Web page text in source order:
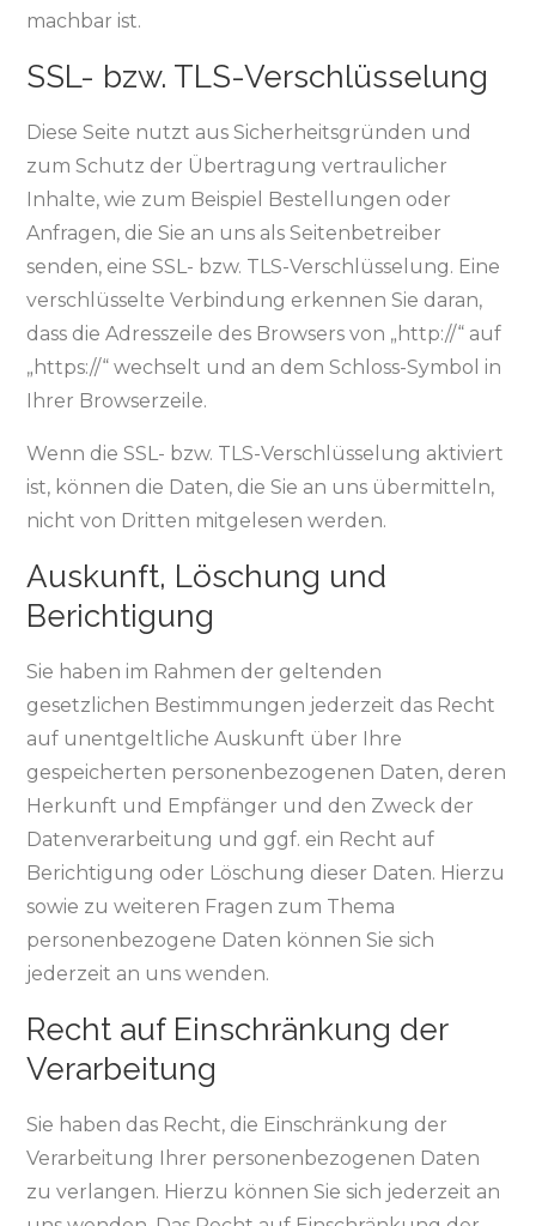
machbar ist.
SSL- bzw. TLS-Verschlüsselung
Diese Seite nutzt aus Sicherheitsgründen und
zum Schutz der Übertragung vertraulicher
Inhalte, wie zum Beispiel Bestellungen oder
Anfragen, die Sie an uns als Seitenbetreiber
senden, eine SSL- bzw. TLS-Verschlüsselung. Eine
verschlüsselte Verbindung erkennen Sie daran,
dass die Adresszeile des Browsers von „http://“ auf
„https://“ wechselt und an dem Schloss-Symbol in
Ihrer Browserzeile.
Wenn die SSL- bzw. TLS-Verschlüsselung aktiviert
ist, können die Daten, die Sie an uns übermitteln,
nicht von Dritten mitgelesen werden.
Auskunft, Löschung und
Berichtigung
Sie haben im Rahmen der geltenden
gesetzlichen Bestimmungen jederzeit das Recht
auf unentgeltliche Auskunft über Ihre
gespeicherten personenbezogenen Daten, deren
Herkunft und Empfänger und den Zweck der
Datenverarbeitung und ggf. ein Recht auf
Berichtigung oder Löschung dieser Daten. Hierzu
sowie zu weiteren Fragen zum Thema
personenbezogene Daten können Sie sich
jederzeit an uns wenden.
Recht auf Einschränkung der
Verarbeitung
Sie haben das Recht, die Einschränkung der
Verarbeitung Ihrer personenbezogenen Daten
zu verlangen. Hierzu können Sie sich jederzeit an